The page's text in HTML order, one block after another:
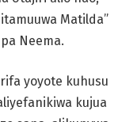
Matilda”
Neema.
yoyote kuhusu
kujua